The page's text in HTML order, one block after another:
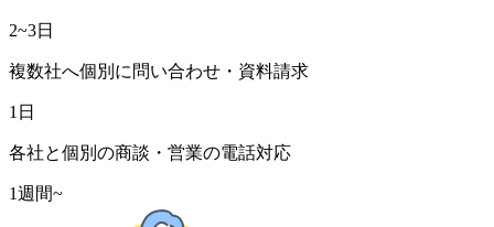
2~3日
複数社へ個別に問い合わせ・資料請求
1日
各社と個別の商談・営業の電話対応
1週間~